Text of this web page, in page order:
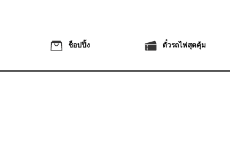
ช็อปปิ้ง ตั๋วรถไฟสุดคุ้ม